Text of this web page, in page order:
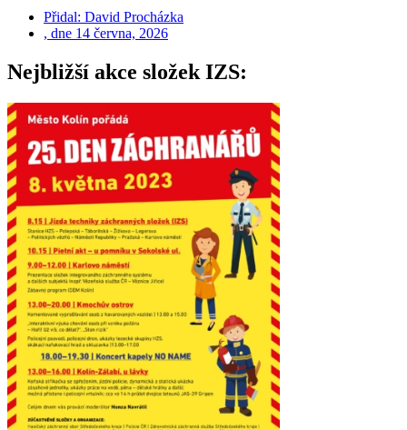
Přidal: David Procházka
, dne 14 června, 2026
Nejbližší akce složek IZS: